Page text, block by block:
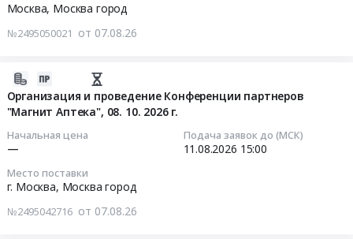
Москва, Москва город
№2495050021 от 07.08.26
Организация и проведение Конференции партнеров
"Магнит Аптека", 08. 10. 2026 г.
Начальная цена
—
Подача заявок до (МСК)
11.08.2026 15:00
Место поставки
г. Москва, Москва город
№2495042716 от 07.08.26